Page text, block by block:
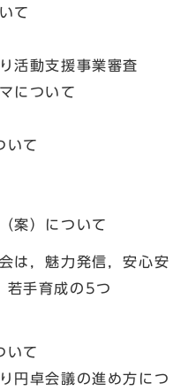
て
活動支援事業審査
について
いて
案）について
は，魅力発信，安心安
若手育成の5つ
いて
円卓会議の進め方につ